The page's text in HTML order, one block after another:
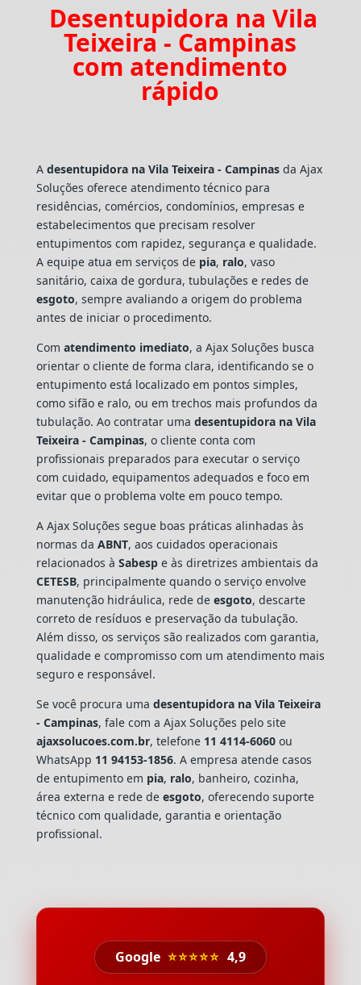
Desentupidora na Vila
Teixeira - Campinas
com atendimento
rápido
A desentupidora na Vila Teixeira - Campinasda Ajax
Soluções oferece atendimento técnico para
residências, comércios, condomínios, empresas e
estabelecimentos que precisam resolver
entupimentos com rapidez, segurança e qualidade.
A equipe atua em serviços de pia, ralo, vaso
sanitário, caixa de gordura, tubulações e redes de
esgoto, sempre avaliando a origem do problema
antes de iniciar o procedimento.
Com atendimento imediato, a Ajax Soluções busca
orientar o cliente de forma clara, identificando se o
entupimento está localizado em pontos simples,
como sifão e ralo, ou em trechos mais profundos da
tubulação. Ao contratar uma desentupidora na Vila
Teixeira - Campinas, o cliente conta com
profissionais preparados para executar o serviço
com cuidado, equipamentos adequados e foco em
evitar que o problema volte em pouco tempo.
A Ajax Soluções segue boas práticas alinhadas às
normas da ABNT, aos cuidados operacionais
relacionados à Sabespe às diretrizes ambientais da
CETESB, principalmente quando o serviço envolve
manutenção hidráulica, rede de esgoto, descarte
correto de resíduos e preservação da tubulação.
Além disso, os serviços são realizados com garantia,
qualidade e compromisso com um atendimento mais
seguro e responsável.
Se você procura uma desentupidora na Vila Teixeira
- Campinas, fale com a Ajax Soluções pelo site
ajaxsolucoes.com.br, telefone 11 4114-6060ou
WhatsApp 11 94153-1856. A empresa atende casos
de entupimento em pia, ralo, banheiro, cozinha,
área externa e rede de esgoto, oferecendo suporte
técnico com qualidade, garantia e orientação
profissional.
Google ⭐⭐⭐⭐⭐ 4,9